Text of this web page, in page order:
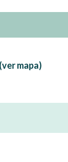
(ver mapa)